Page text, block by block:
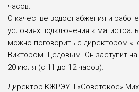
часов.
О качестве водоснабжения и
условиях подключения к
можно поговорить с директором
Виктором Щедовым. Он заступит
20 июля (с 11 до 12 часов).
Директор КЖРЭУП «Советское»